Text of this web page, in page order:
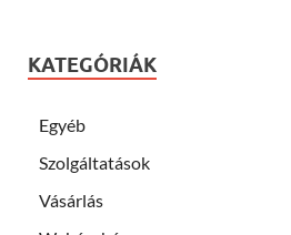
KATEGÓRIÁK
Egyéb
Szolgáltatások
Vásárlás